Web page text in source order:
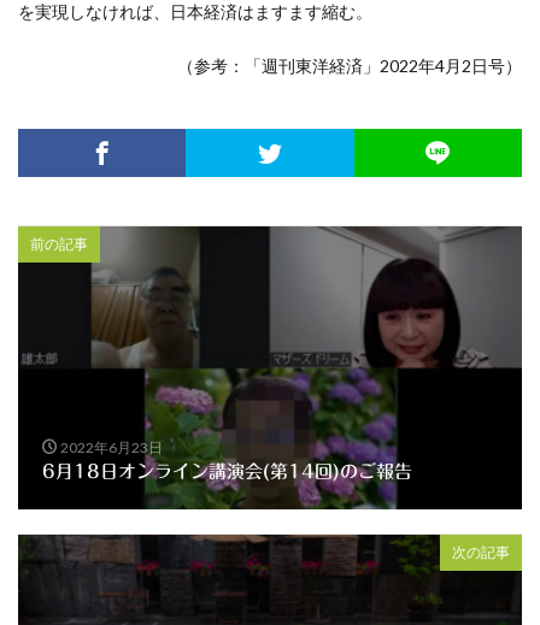
を実現しなければ、日本経済はますます縮む。
（参考：「週刊東洋経済」2022年4月2日号）
前の記事
2022年6月23日
6月18日オンライン講演会(第14回)のご報告
次の記事